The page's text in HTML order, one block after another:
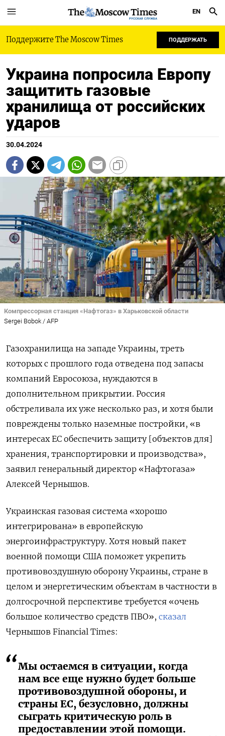
РУССКАЯ СЛУЖБА
EN
Поддержите The Moscow Times ПОДДЕРЖАТЬ
Украина попросила Европу
защитить газовые
хранилища от российских
ударов
30.04.2024
Компрессорная станция «Нафтогаз» в Харьковской области
Sergei Bobok / AFP
Газохранилища на западе Украины, треть
которых с прошлого года отведена под запасы
компаний Евросоюза, нуждаются в
дополнительном прикрытии. Россия
обстреливала их уже несколько раз, и хотя были
повреждены только наземные постройки, «в
интересах ЕС обеспечить защиту [объектов для]
хранения, транспортировки и производства»,
заявил генеральный директор «Нафтогаза»
Алексей Чернышов.
Украинская газовая система «хорошо
интегрирована» в европейскую
энергоинфраструктуру. Хотя новый пакет
военной помощи США поможет укрепить
противовоздушную оборону Украины, стране в
целом и энергетическим объектам в частности в
долгосрочной перспективе требуется «очень
большое количество средств ПВО», сказал
Чернышов Financial Times:
Мы остаемся в ситуации, когда
нам все еще нужно будет больше
противовоздушной обороны, и
страны ЕС, безусловно, должны
сыграть критическую роль в
предоставлении этой помощи.